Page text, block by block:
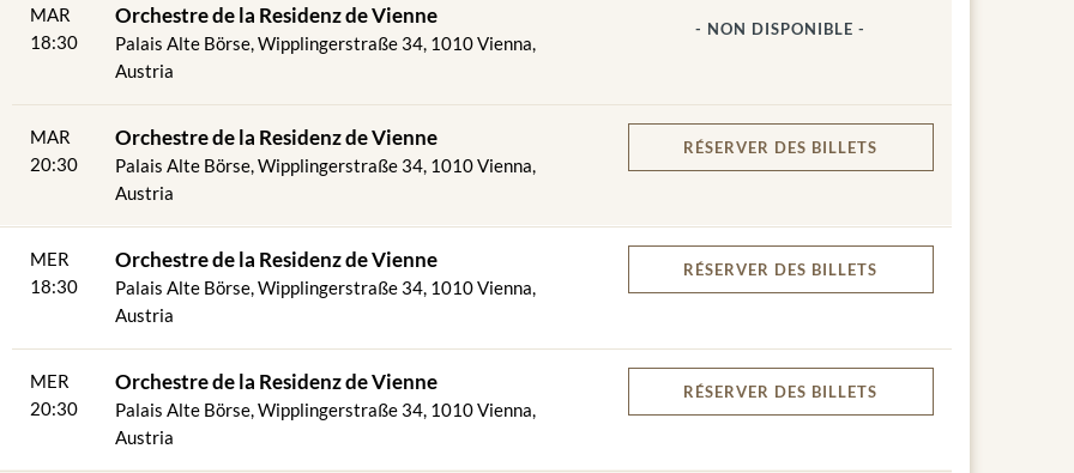
MAR
18:30
Orchestre de la Residenz de Vienne
Palais Alte Börse, Wipplingerstraße 34, 1010 Vienna,
Austria
- NON DISPONIBLE -
MAR
20:30
Orchestre de la Residenz de Vienne
Palais Alte Börse, Wipplingerstraße 34, 1010 Vienna,
Austria
RÉSERVER DES BILLETS
MER
18:30
Orchestre de la Residenz de Vienne
Palais Alte Börse, Wipplingerstraße 34, 1010 Vienna,
Austria
RÉSERVER DES BILLETS
MER
20:30
Orchestre de la Residenz de Vienne
Palais Alte Börse, Wipplingerstraße 34, 1010 Vienna,
Austria
RÉSERVER DES BILLETS